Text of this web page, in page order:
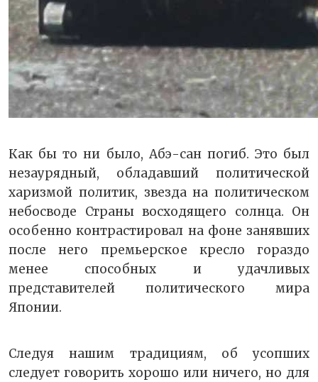
Как бы то ни было, Абэ-сан погиб. Это был
незаурядный, обладавший политической
харизмой политик, звезда на политическом
небосводе Страны восходящего солнца. Он
особенно контрастировал на фоне занявших
после него премьерское кресло гораздо
менее способных и удачливых
представителей политического мира
Японии.
Следуя нашим традициям, об усопших
следует говорить хорошо или ничего, но для